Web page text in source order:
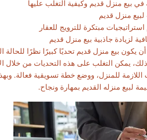
في بيع منزل قديم وكيفية التغلب عليها
منزل قديم
مبتكرة للترويج للعقار
لزيادة جاذبية بيع منزل قديم
يكون بيع منزل قديم تحديًا كبيرًا نظرًا للحالة
يمكن التغلب على هذه التحديات من خلال
اللازمة للمنزل، ووضع خطة تسويقية فعالة.
لبيع منزله القديم بمهارة ونجاح.